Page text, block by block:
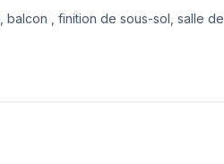
, finition de sous-sol, salle de